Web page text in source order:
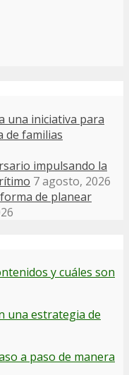
una iniciativa para
de familias
impulsando la
7 agosto, 2026
de planear
y cuáles son
una estrategia de
a paso de manera